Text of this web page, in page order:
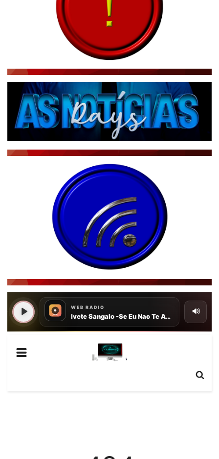
NOTÍCIAS AO MINUTO
ACONTECEU...VIROU MANCHETE!